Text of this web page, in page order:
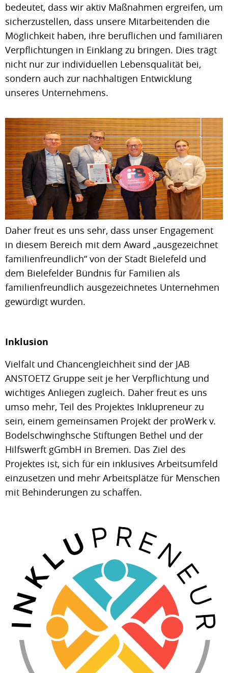
bedeutet, dass wir aktiv Maßnahmen ergreifen, um
sicherzustellen, dass unsere Mitarbeitenden die
Möglichkeit haben, ihre beruflichen und familiären
Verpflichtungen in Einklang zu bringen. Dies trägt
nicht nur zur individuellen Lebensqualität bei,
sondern auch zur nachhaltigen Entwicklung
unseres Unternehmens.
Daher freut es uns sehr, dass unser Engagement
in diesem Bereich mit dem Award „ausgezeichnet
familienfreundlich“ von der Stadt Bielefeld und
dem Bielefelder Bündnis für Familien als
familienfreundlich ausgezeichnetes Unternehmen
gewürdigt wurden.
Inklusion
Vielfalt und Chancengleichheit sind der JAB
ANSTOETZ Gruppe seit je her Verpflichtung und
wichtiges Anliegen zugleich. Daher freut es uns
umso mehr, Teil des Projektes Inklupreneur zu
sein, einem gemeinsamen Projekt der proWerk v.
Bodelschwinghsche Stiftungen Bethel und der
Hilfswerft gGmbH in Bremen. Das Ziel des
Projektes ist, sich für ein inklusives Arbeitsumfeld
einzusetzen und mehr Arbeitsplätze für Menschen
mit Behinderungen zu schaffen.